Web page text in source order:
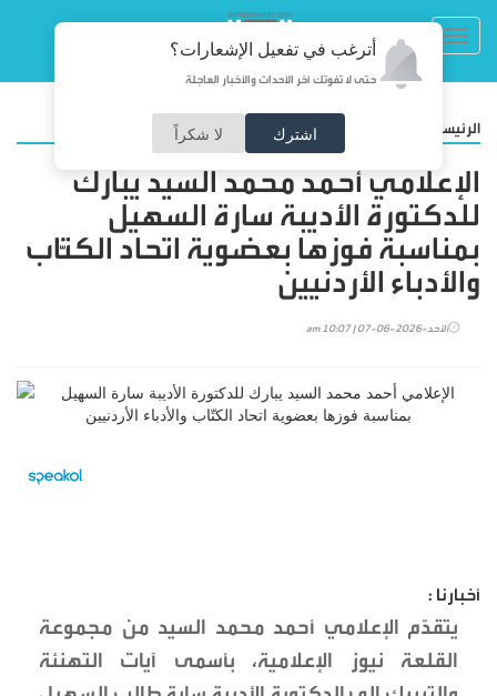
أترغب في تفعيل الإشعارات؟
حتى لا تفوتك آخر الأحداث والأخبار العاجلة
اشترك لا شكراً الرئيسية
الإعلامي أحمد محمد السيد يبارك
للدكتورة الأديبة سارة السهيل
بمناسبة فوزها بعضوية اتحاد الكتّاب
والأدباء الأردنيين
الأحد-2026-06-07 | 10:07 am
أخبارنا :
يتقدّم الإعلامي أحمد محمد السيد من مجموعة
القلعة نيوز الإعلامية، بأسمى آيات التهنئة